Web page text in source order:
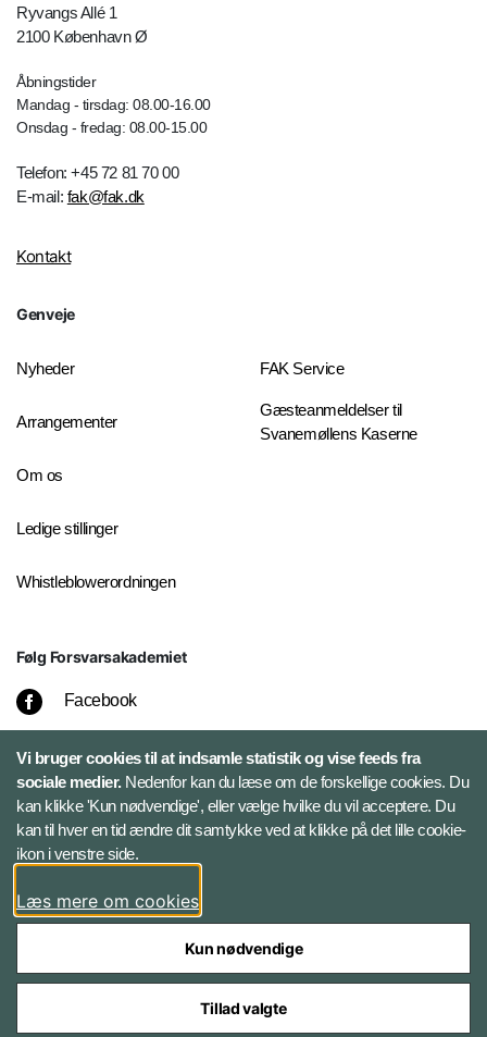
Ryvangs Allé 1
2100 København Ø
Åbningstider
Mandag - tirsdag: 08.00-16.00
Onsdag - fredag: 08.00-15.00
Telefon: +45 72 81 70 00
E-mail: fak@fak.dk
Kontakt
Genveje
Nyheder
Arrangementer
Om os
Ledige stillinger
Whistleblowerordningen
FAK Service
Gæsteanmeldelser til
Svanemøllens Kaserne
Følg Forsvarsakademiet
Facebook
LinkedIn
Twitter
Bluesky
Vi bruger cookies til at indsamle statistik og vise feeds fra
sociale medier.Nedenfor kan du læse om de forskellige cookies. Du
kan klikke 'Kun nødvendige', eller vælge hvilke du vil acceptere. Du
kan til hver en tid ændre dit samtykke ved at klikke på det lille cookie-
ikon i venstre side.
Læs mere om cookies
Kun nødvendige
Tillad valgte